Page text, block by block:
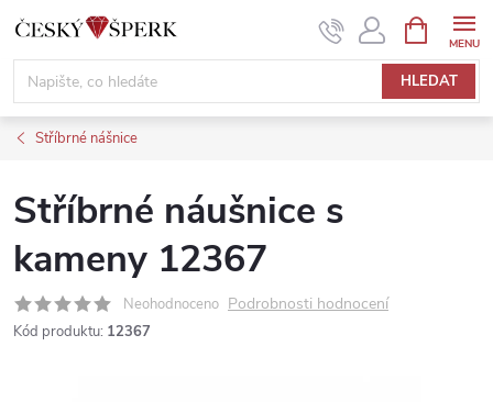
Přejít
obsah
HLEDAT
NÁKUPNÍ
KOŠÍK
Stříbrné nášnice
Stříbrné náušnice s
kameny 12367
Neohodnoceno Podrobnosti hodnocení
Kód produktu: 12367